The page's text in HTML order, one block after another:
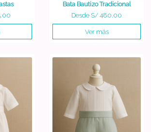
Bata Bautizo Tradicional
Desde S/ 480.00
Ver más